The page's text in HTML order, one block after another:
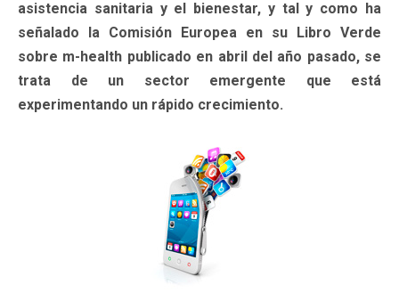
asistencia sanitaria y el bienestar, y tal y como ha
señalado la Comisión Europea en su Libro Verde
sobre m-health publicado en abril del año pasado, se
trata de un sector emergente que está
experimentando un rápido crecimiento.